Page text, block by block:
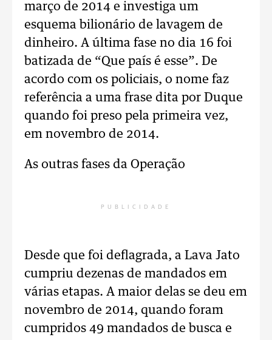
março de 2014 e investiga um
esquema bilionário de lavagem de
dinheiro. A última fase no dia 16 foi
batizada de “Que país é esse”. De
acordo com os policiais, o nome faz
referência a uma frase dita por Duque
quando foi preso pela primeira vez,
em novembro de 2014.
As outras fases da Operação
PUBLICIDADE
Desde que foi deflagrada, a Lava Jato
cumpriu dezenas de mandados em
várias etapas. A maior delas se deu em
novembro de 2014, quando foram
cumpridos 49 mandados de busca e